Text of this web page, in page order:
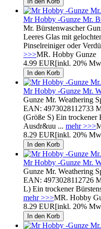
Mr Hobby -Gunze Mr.
Mr. Bürstenwascher
Leeres Glas mit
Pinselreiniger oder
>>>MR. Hobby Gunze
4.99 EUR[inkl. 20%
Mr Hobby -Gunze Mr.
Gunze Mr. Weathering
EAN: 4973028112733
(Größe S) Ein trockener
Ausdr&uu ... mehr >>>
8.29 EUR[inkl. 20%
Mr Hobby -Gunze Mr.
Gunze Mr. Weathering
EAN: 4973028112726
L) Ein trockener
mehr >>>MR. Hobby
8.29 EUR[inkl. 20%